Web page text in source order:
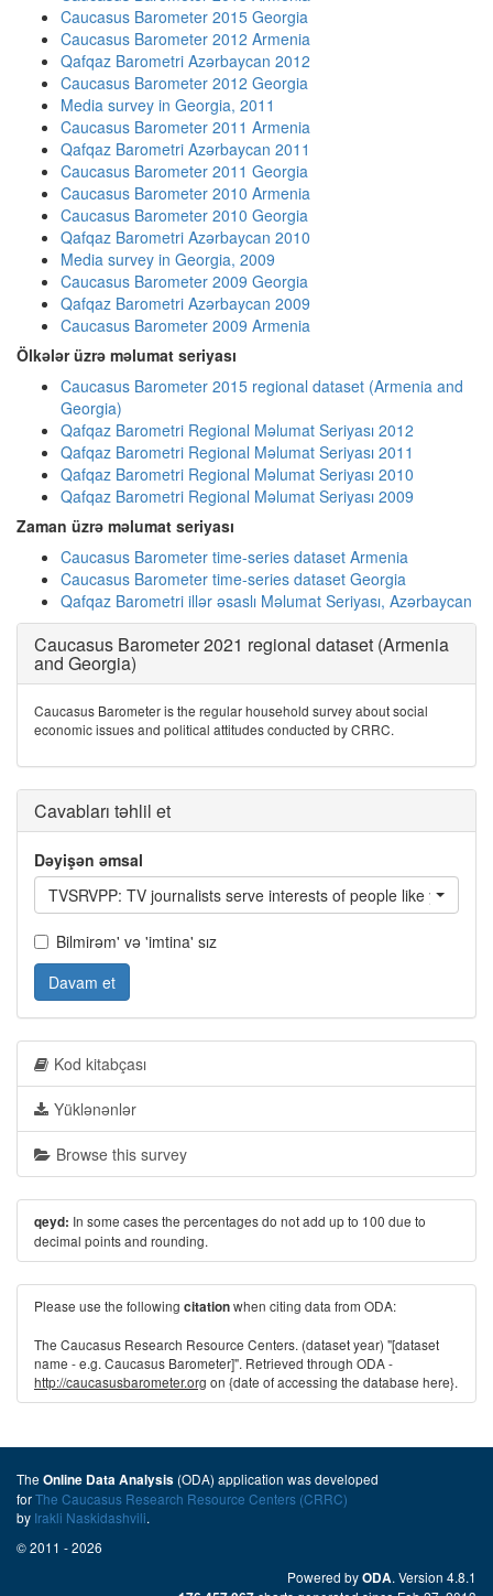
Caucasus Barometer 2015 Georgia
Caucasus Barometer 2012 Armenia
Qafqaz Barometri Azərbaycan 2012
Caucasus Barometer 2012 Georgia
Media survey in Georgia, 2011
Caucasus Barometer 2011 Armenia
Qafqaz Barometri Azərbaycan 2011
Caucasus Barometer 2011 Georgia
Caucasus Barometer 2010 Armenia
Caucasus Barometer 2010 Georgia
Qafqaz Barometri Azərbaycan 2010
Media survey in Georgia, 2009
Caucasus Barometer 2009 Georgia
Qafqaz Barometri Azərbaycan 2009
Caucasus Barometer 2009 Armenia
Ölkələr üzrə məlumat seriyası
Caucasus Barometer 2015 regional dataset (Armenia and
Georgia)
Qafqaz Barometri Regional Məlumat Seriyası 2012
Qafqaz Barometri Regional Məlumat Seriyası 2011
Qafqaz Barometri Regional Məlumat Seriyası 2010
Qafqaz Barometri Regional Məlumat Seriyası 2009
Zaman üzrə məlumat seriyası
Caucasus Barometer time-series dataset Armenia
Caucasus Barometer time-series dataset Georgia
Qafqaz Barometri illər əsaslı Məlumat Seriyası, Azərbaycan
Caucasus Barometer 2021 regional dataset (Armenia
and Georgia)
Caucasus Barometer is the regular household survey about social
economic issues and political attitudes conducted by CRRC.
Cavabları təhlil et
Dəyişən əmsal
TVSRVPP: TV journalists serve interests of people like you?
Bilmirəm' və 'imtina' sız
Davam et
Kod kitabçası
Yüklənənlər
Browse this survey
qeyd: In some cases the percentages do not add up to 100 due to
decimal points and rounding.
Please use the following citationwhen citing data from ODA:
The Caucasus Research Resource Centers. (dataset year) "[dataset
name - e.g. Caucasus Barometer]". Retrieved through ODA -
http://caucasusbarometer.org on {date of accessing the database here}.
The Online Data Analysis (ODA) application was developed
forThe Caucasus Research Resource Centers (CRRC)
by Irakli Naskidashvili.
© 2011 - 2026
Powered byODA. Version 4.8.1